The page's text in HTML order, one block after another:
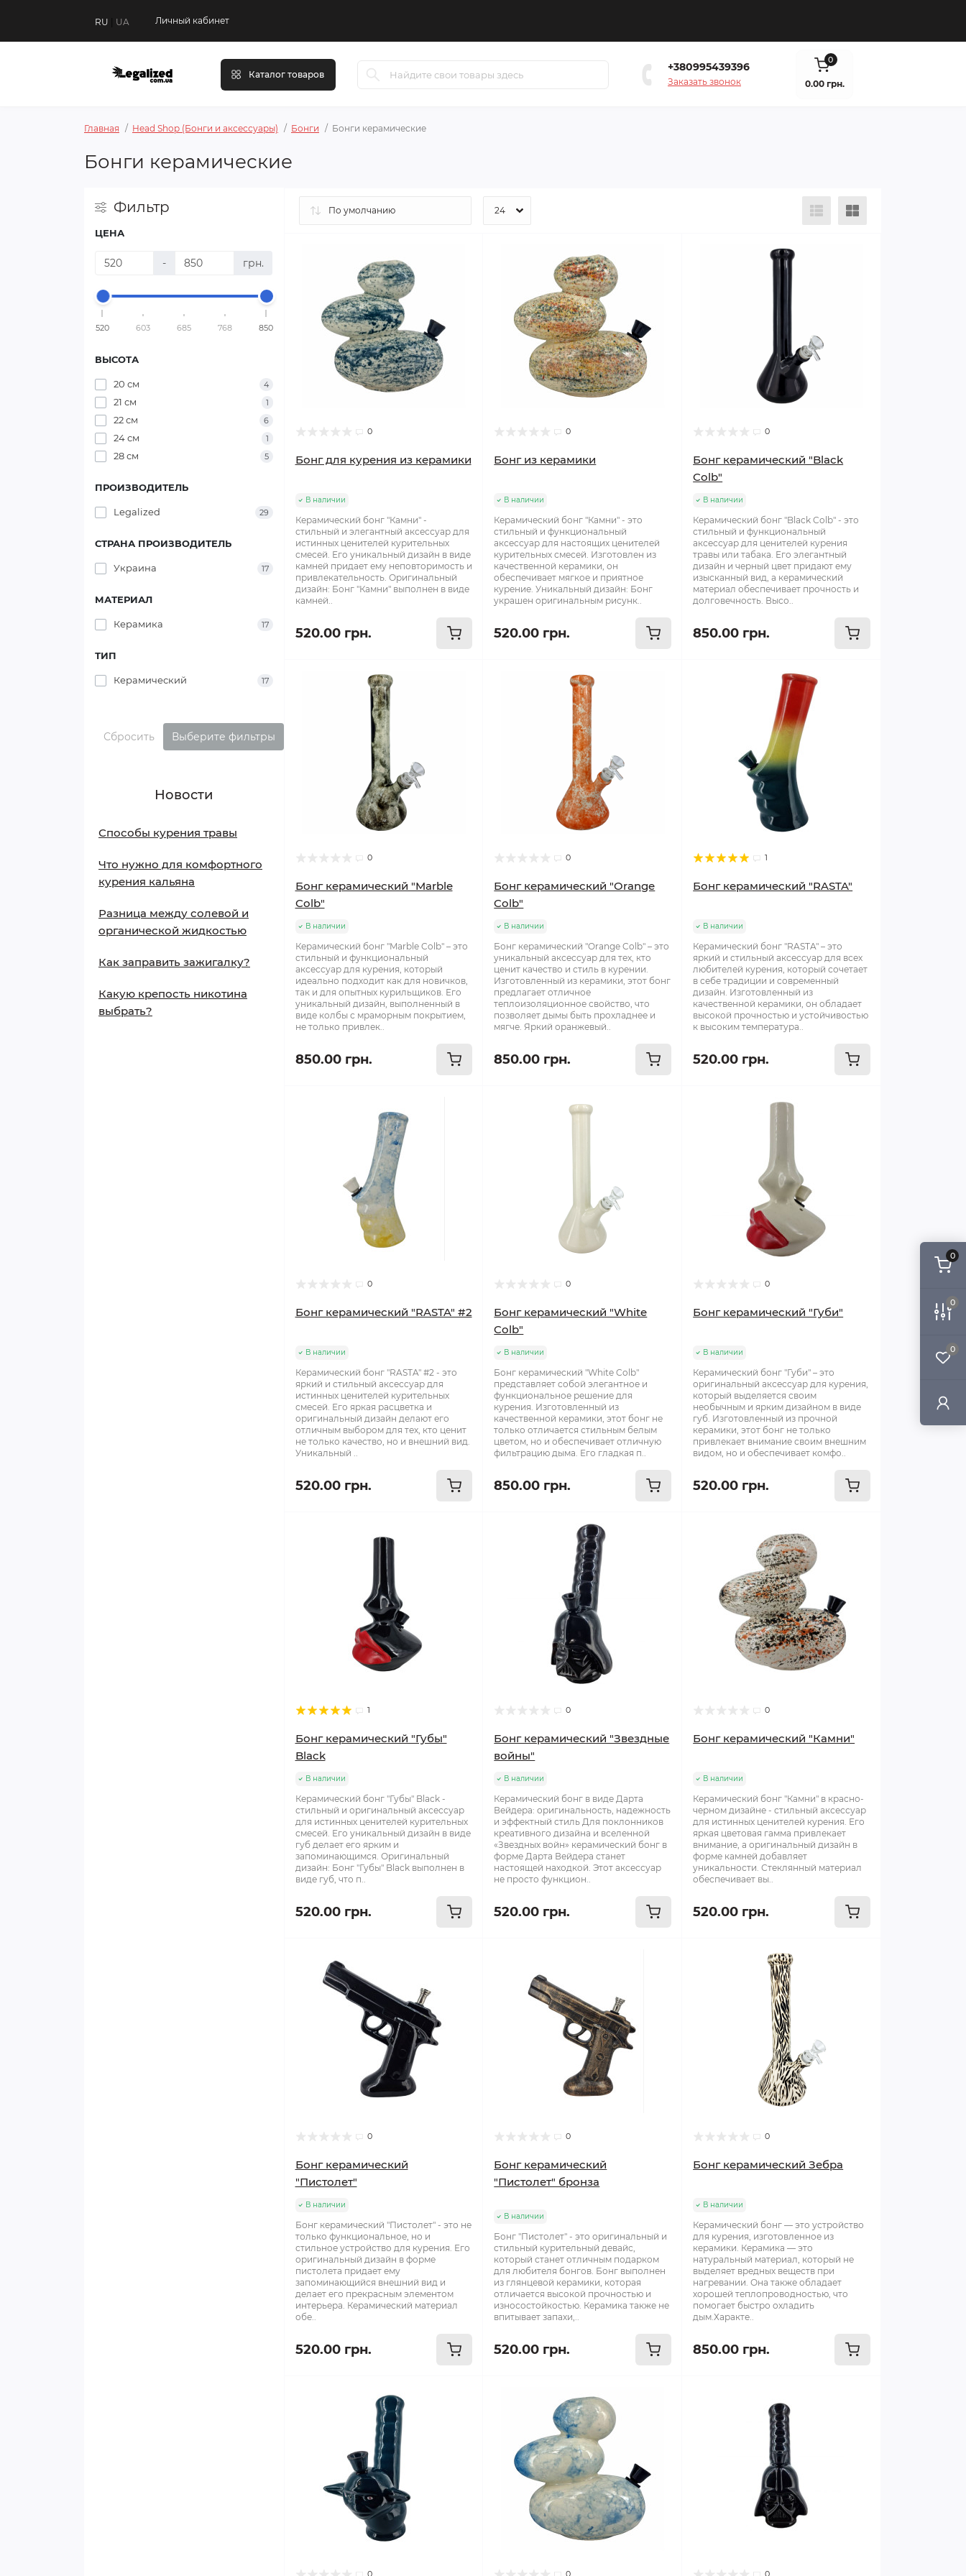
0
0
0
UA
RU Личный кабинет
Каталог товаров
+380995439396
Заказать звонок
0
0.00 грн.
Главная Head Shop (Бонги и аксессуары) Бонги Бонги керамические
Бонги керамические
Фильтр
ЦЕНА
- грн.
520 603 685 768 850
ВЫСОТА
20 см 4
21 см 1
22 см 6
24 см 1
28 см 5
ПРОИЗВОДИТЕЛЬ
Legalized 29
СТРАНА ПРОИЗВОДИТЕЛЬ
Украина 17
МАТЕРИАЛ
Керамика 17
ТИП
Керамический 17
Сбросить Выберите фильтры
Новости
Способы курения травы
Что нужно для комфортного
курения кальяна
Разница между солевой и
органической жидкостью
Как заправить зажигалку?
Какую крепость никотина
выбрать?
0
Бонг для курения из керамики
В наличии
Керамический бонг "Камни" -
стильный и элегантный аксессуар для
истинных ценителей курительных
смесей. Его уникальный дизайн в виде
камней придает ему неповторимость и
привлекательность. Оригинальный
дизайн: Бонг "Камни" выполнен в виде
камней..
520.00 грн.
0
Бонг из керамики
В наличии
Керамический бонг "Камни" - это
стильный и функциональный
аксессуар для настоящих ценителей
курительных смесей. Изготовлен из
качественной керамики, он
обеспечивает мягкое и приятное
курение. Уникальный дизайн: Бонг
украшен оригинальным рисунк..
520.00 грн.
0
Бонг керамический "Black
Colb"
В наличии
Керамический бонг "Black Colb" - это
стильный и функциональный
аксессуар для ценителей курения
травы или табака. Его элегантный
дизайн и черный цвет придают ему
изысканный вид, а керамический
материал обеспечивает прочность и
долговечность. Высо..
850.00 грн.
0
Бонг керамический "Marble
Colb"
В наличии
Керамический бонг "Marble Colb" – это
стильный и функциональный
аксессуар для курения, который
идеально подходит как для новичков,
так и для опытных курильщиков. Его
уникальный дизайн, выполненный в
виде колбы с мраморным покрытием,
не только привлек..
850.00 грн.
0
Бонг керамический "Orange
Colb"
В наличии
Бонг керамический "Orange Colb" – это
уникальный аксессуар для тех, кто
ценит качество и стиль в курении.
Изготовленный из керамики, этот бонг
предлагает отличное
теплоизоляционное свойство, что
позволяет дымы быть прохладнее и
мягче. Яркий оранжевый..
850.00 грн.
1
Бонг керамический "RASTA"
В наличии
Керамический бонг "RASTA" – это
яркий и стильный аксессуар для всех
любителей курения, который сочетает
в себе традиции и современный
дизайн. Изготовленный из
качественной керамики, он обладает
высокой прочностью и устойчивостью
к высоким температура..
520.00 грн.
0
Бонг керамический "RASTA" #2
В наличии
Керамический бонг "RASTA" #2 - это
яркий и стильный аксессуар для
истинных ценителей курительных
смесей. Его яркая расцветка и
оригинальный дизайн делают его
отличным выбором для тех, кто ценит
не только качество, но и внешний вид.
Уникальный ..
520.00 грн.
0
Бонг керамический "White
Colb"
В наличии
Бонг керамический "White Colb"
представляет собой элегантное и
функциональное решение для
курения. Изготовленный из
качественной керамики, этот бонг не
только отличается стильным белым
цветом, но и обеспечивает отличную
фильтрацию дыма. Его гладкая п..
850.00 грн.
0
Бонг керамический "Губи"
В наличии
Керамический бонг "Губи" – это
оригинальный аксессуар для курения,
который выделяется своим
необычным и ярким дизайном в виде
губ. Изготовленный из прочной
керамики, этот бонг не только
привлекает внимание своим внешним
видом, но и обеспечивает комфо..
520.00 грн.
1
Бонг керамический "Губы"
Black
В наличии
Керамический бонг "Губы" Black -
стильный и оригинальный аксессуар
для истинных ценителей курительных
смесей. Его уникальный дизайн в виде
губ делает его ярким и
запоминающимся. Оригинальный
дизайн: Бонг "Губы" Black выполнен в
виде губ, что п..
520.00 грн.
0
Бонг керамический "Звездные
войны"
В наличии
Керамический бонг в виде Дарта
Вейдера: оригинальность, надежность
и эффектный стиль Для поклонников
креативного дизайна и вселенной
«Звездных войн» керамический бонг в
форме Дарта Вейдера станет
настоящей находкой. Этот аксессуар
не просто функцион..
520.00 грн.
0
Бонг керамический "Камни"
В наличии
Керамический бонг "Камни" в красно-
черном дизайне - стильный аксессуар
для истинных ценителей курения. Его
яркая цветовая гамма привлекает
внимание, а оригинальный дизайн в
форме камней добавляет
уникальности. Стеклянный материал
обеспечивает вы..
520.00 грн.
0
Бонг керамический
"Пистолет"
В наличии
Бонг керамический "Пистолет" - это не
только функциональное, но и
стильное устройство для курения. Его
оригинальный дизайн в форме
пистолета придает ему
запоминающийся внешний вид и
делает его прекрасным элементом
интерьера. Керамический материал
обе..
520.00 грн.
0
Бонг керамический
"Пистолет" бронза
В наличии
Бонг "Пистолет" - это оригинальный и
стильный курительный девайс,
который станет отличным подарком
для любителя бонгов. Бонг выполнен
из глянцевой керамики, которая
отличается высокой прочностью и
износостойкостью. Керамика также не
впитывает запахи,..
520.00 грн.
0
Бонг керамический Зебра
В наличии
Керамический бонг — это устройство
для курения, изготовленное из
керамики. Керамика — это
натуральный материал, который не
выделяет вредных веществ при
нагревании. Она также обладает
хорошей теплопроводностью, что
помогает быстро охладить
дым.Характе..
850.00 грн.